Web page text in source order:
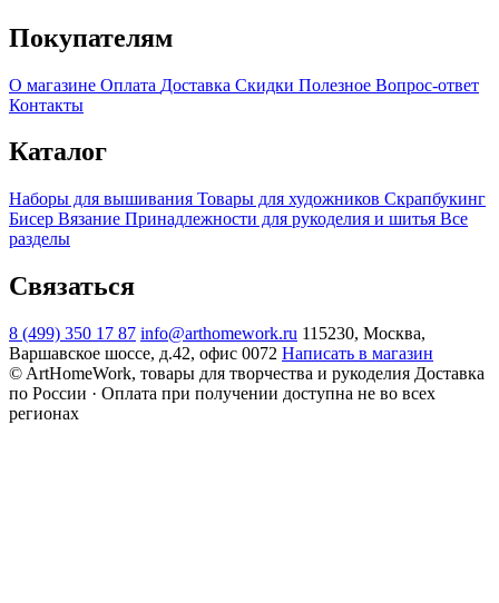
Покупателям
О магазине Оплата Доставка Скидки Полезное Вопрос-ответ
Контакты
Каталог
Наборы для вышивания Товары для художников Скрапбукинг
Бисер Вязание Принадлежности для рукоделия и шитья Все
разделы
Связаться
8 (499) 350 17 87 info@arthomework.ru 115230, Москва,
Варшавское шоссе, д.42, офис 0072 Написать в магазин
© ArtHomeWork, товары для творчества и рукоделия Доставка
по России · Оплата при получении доступна не во всех
регионах